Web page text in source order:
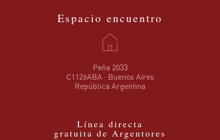
Espacio encuentro
Peña 2033
C1126ABA · Buenos Aires
República Argentina
Línea directa
gratuita de Argentores